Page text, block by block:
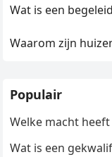
Wat is een
Waarom zijn
Populair
Welke macht
Wat is een